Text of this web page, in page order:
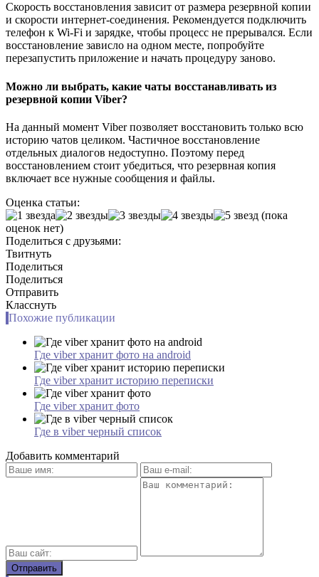
Скорость восстановления зависит от размера резервной копии
и скорости интернет-соединения. Рекомендуется подключить
телефон к Wi-Fi и зарядке, чтобы процесс не прерывался. Если
восстановление зависло на одном месте, попробуйте
перезапустить приложение и начать процедуру заново.
Можно ли выбрать, какие чаты восстанавливать из
резервной копии Viber?
На данный момент Viber позволяет восстановить только всю
историю чатов целиком. Частичное восстановление
отдельных диалогов недоступно. Поэтому перед
восстановлением стоит убедиться, что резервная копия
включает все нужные сообщения и файлы.
Оценка статьи:
(пока
оценок нет)
Поделиться с друзьями:
Твитнуть
Поделиться
Поделиться
Отправить
Класснуть
Похожие публикации
Где viber хранит фото на android
Где viber хранит историю переписки
Где viber хранит фото
Где в viber черный список
Добавить комментарий